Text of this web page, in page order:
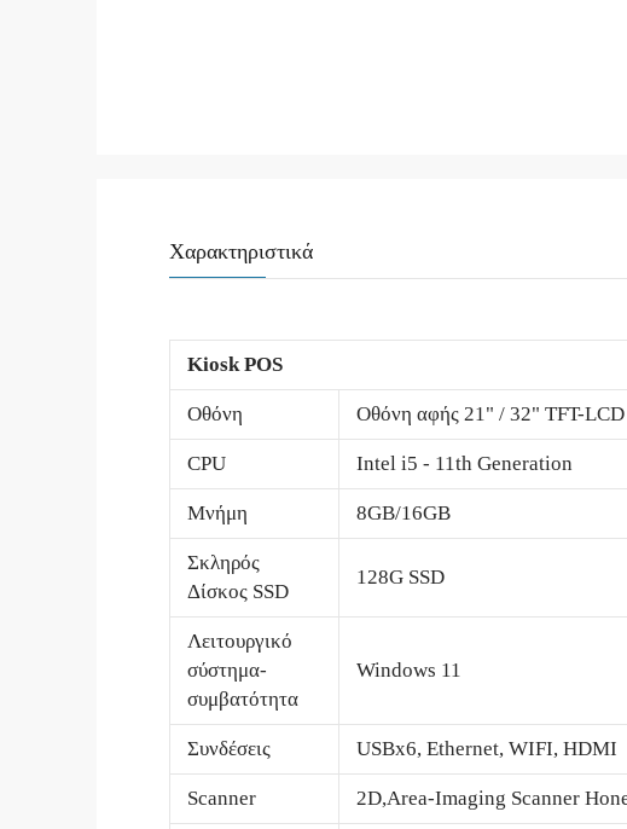
Χαρακτηριστικά
Kiosk POS
Οθόνη Οθόνη αφής 21" / 32" TFT-
CPU Intel i5 - 11th Generation
Μνήμη 8GB/16GB
Σκληρός
Δίσκος SSD
128G SSD
Λειτουργικό
σύστημα-
συμβατότητα
Windows 11
Συνδέσεις USBx6, Ethernet, WIFI, HDMI
Scanner 2D,Area-Imaging Scanner